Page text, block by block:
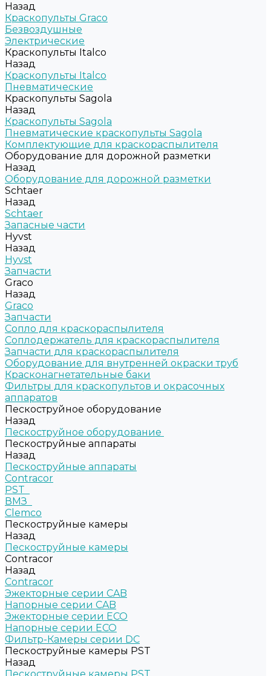
Назад
Краскопульты Graco
Безвоздушные
Электрические
Краскопульты Italco
Назад
Краскопульты Italco
Пневматические
Краскопульты Sagola
Назад
Краскопульты Sagola
Пневматические краскопульты Sagola
Комплектующие для краскораспылителя
Оборудование для дорожной разметки
Назад
Оборудование для дорожной разметки
Schtaer
Назад
Schtaer
Запасные части
Hyvst
Назад
Hyvst
Запчасти
Graco
Назад
Graco
Запчасти
Сопло для краскораспылителя
Соплодержатель для краскораспылителя
Запчасти для краскораспылителя
Оборудование для внутренней окраски труб
Красконагнетательные баки
Фильтры для краскопультов и окрасочных
аппаратов
Пескоструйное оборудование
Назад
Пескоструйное оборудование
Пескоструйные аппараты
Назад
Пескоструйные аппараты
Contracor
PST
ВМЗ
Clemco
Пескоструйные камеры
Назад
Пескоструйные камеры
Contracor
Назад
Contracor
Эжекторные серии CAB
Напорные серии CAB
Эжекторные серии ECO
Напорные серии ECO
Фильтр-Камеры серии DC
Пескоструйные камеры PST
Назад